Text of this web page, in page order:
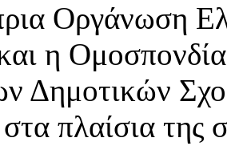
Οργάνωση
η
Δημοτικών
πλαίσια της